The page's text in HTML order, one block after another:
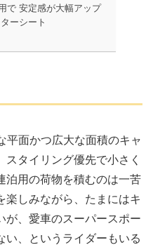
で 安定感が大幅アップ
ーシート
平面かつ広大な面積のキャ
スタイリング優先で小さく
泊用の荷物を積むのは一苦
楽しみながら、たまにはキ
が、愛車のスーパースポー
い、というライダーもいる